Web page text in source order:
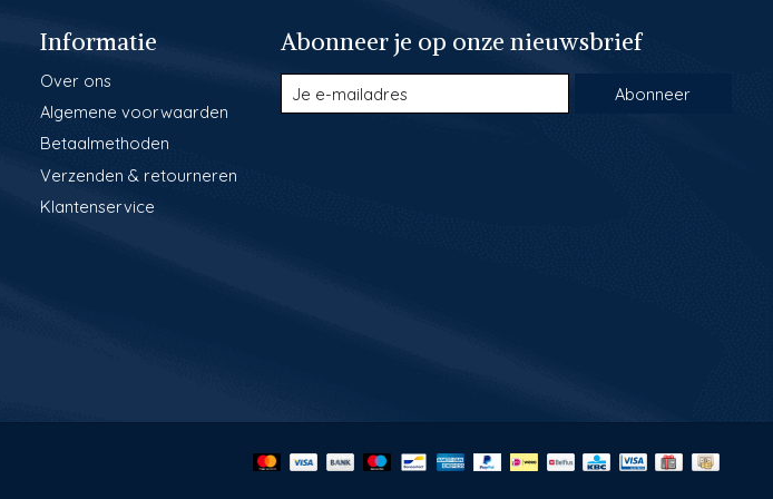
Informatie
Over ons
Algemene voorwaarden
Betaalmethoden
Verzenden & retourneren
Klantenservice
Abonneer je op onze nieuwsbrief
Abonneer